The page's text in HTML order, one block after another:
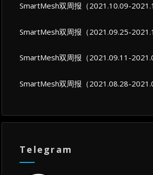
SmartMesh双周报（2021.10.09-
SmartMesh双周报（2021.09.25-
SmartMesh双周报（2021.09.11-
SmartMesh双周报（2021.08.28-
Telegram